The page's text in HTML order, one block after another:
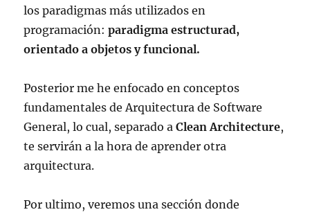
los paradigmas más utilizados en
programación:paradigma estructurad,
orientado a objetos y funcional.
Posterior me he enfocado en conceptos
fundamentales de Arquitectura de Software
General, lo cual, separado aClean Architecture,
te servirán a la hora de aprender otra
arquitectura.
Por ultimo, veremos una sección donde